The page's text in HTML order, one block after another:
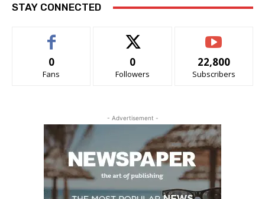
STAY CONNECTED
0
Fans
0
Followers
22,800
Subscribers
- Advertisement -